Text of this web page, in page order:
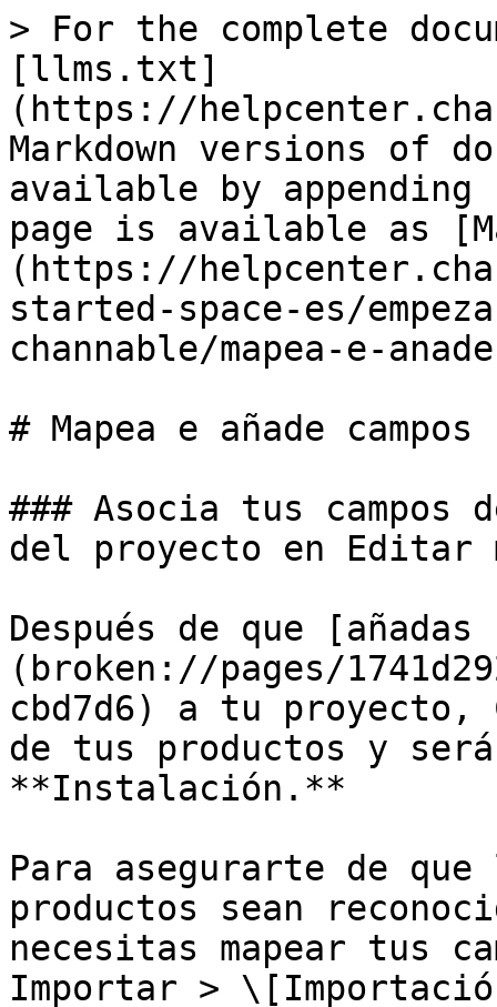
> For the complete
[llms.txt]
(https://
Markdown versions of
available by
page is available as
(https://
started-space-es/
channable/mapea-e-
# Mapea e añade campos
### Asocia tus campos
del proyecto en Editar
Después de que
(broken://pages/
cbd7d6) a tu proyecto,
de tus productos y
**Instalación.**
Para asegurarte de
productos sean
necesitas mapear tus
Importar >